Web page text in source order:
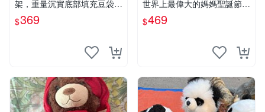
架，重量沉實底部填充豆袋，
手機遙控器最佳架設選擇推薦
直播遙控器支架 毛絨玩具 支
$369
世界上最偉大的媽媽聖誕節推
薦禮物 五角星 兒童玩具 母親
節
$469